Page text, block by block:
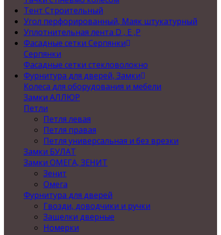
Тент Строительный
Угол перфорированный, Маяк штукатурный
Уплотнительная лента D , Е ,P
Фасадные сетки Серпянки
Серпянки
Фасадные сетки стекловолокно
Фурнитура для дверей, Замки
Колеса для оборудования и мебели
Замки АЛЛЮР
Петли
Петля левая
Петля правая
Петля универсальная и без врезки
Замки БУЛАТ
Замки ОМЕГА, ЗЕНИТ
Зенит
Омега
Фурнитура для дверей
Гвозди, доводчики и ручки
Защелки дверные
Номерки